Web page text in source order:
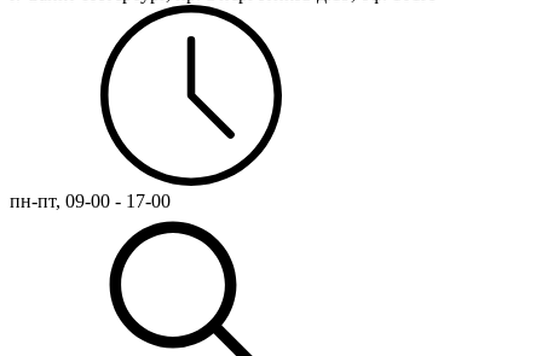
пн-пт, 09-00 - 17-00